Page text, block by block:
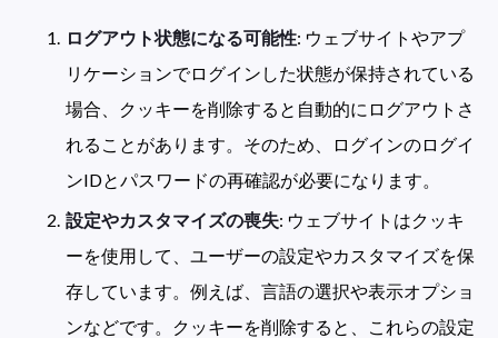
ログアウト状態になる可能性: ウェブサイトやアプ
リケーションでログインした状態が保持されている
場合、クッキーを削除すると自動的にログアウトさ
れることがあります。そのため、ログインのログイ
ンIDとパスワードの再確認が必要になります。
設定やカスタマイズの喪失: ウェブサイトはクッキ
ーを使用して、ユーザーの設定やカスタマイズを保
存しています。例えば、言語の選択や表示オプショ
ンなどです。クッキーを削除すると、これらの設定